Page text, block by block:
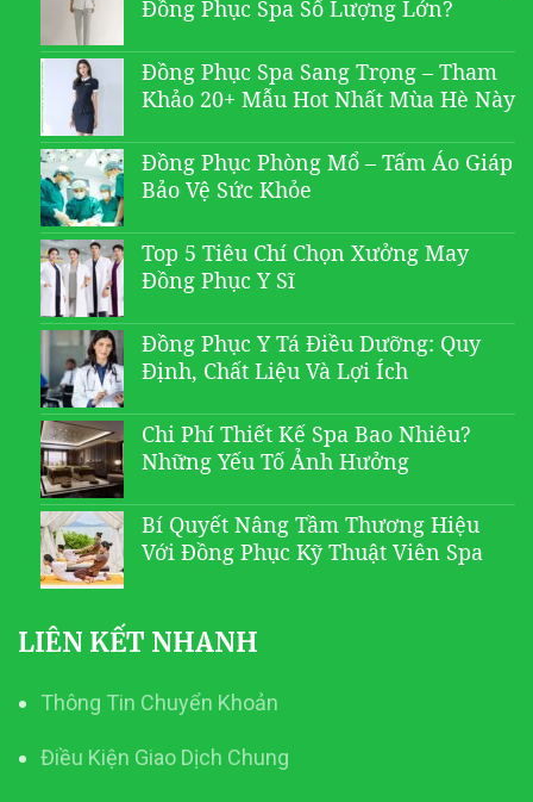
Đồng Phục Spa Số Lượng Lớn?
Đồng Phục Spa Sang Trọng – Tham
Khảo 20+ Mẫu Hot Nhất Mùa Hè Này
Đồng Phục Phòng Mổ – Tấm Áo Giáp
Bảo Vệ Sức Khỏe
Top 5 Tiêu Chí Chọn Xưởng May
Đồng Phục Y Sĩ
Đồng Phục Y Tá Điều Dưỡng: Quy
Định, Chất Liệu Và Lợi Ích
Chi Phí Thiết Kế Spa Bao Nhiêu?
Những Yếu Tố Ảnh Hưởng
Bí Quyết Nâng Tầm Thương Hiệu
Với Đồng Phục Kỹ Thuật Viên Spa
LIÊN KẾT NHANH
Thông Tin Chuyển Khoản
Điều Kiện Giao Dịch Chung